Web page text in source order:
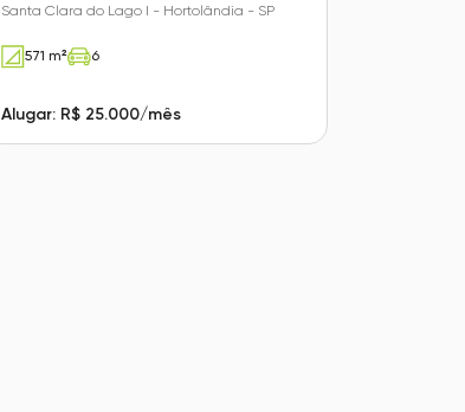
Santa Clara do Lago I - Hortolândia - SP
571 m² 6
Alugar: R$ 25.000/mês